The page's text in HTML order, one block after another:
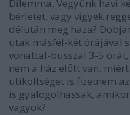
Dilemma. Vegyünk havi
bérletet, vagy vigyek
délután meg haza?
utak másfél-két órájával
vonattal-busszal 3-5
nem a ház előtt van.
útiköltséget is fizetnem
is gyalogolhassak,
vagyok?